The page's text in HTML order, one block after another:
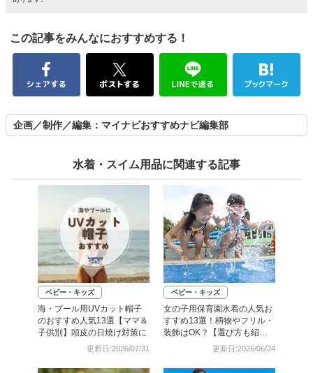
この記事をみんなにおすすめする！
企画／制作／編集：マイナビおすすめナビ編集部
水着・スイム用品に関連する記事
ベビー・キッズ
海・プール用UVカット帽子
のおすすめ人気13選【ママ＆
子供別】頭皮の日焼け対策に
更新日:2026/07/31
ベビー・キッズ
女の子用保育園水着の人気お
すすめ13選！柄物やフリル・
装飾はOK？【選び方も紹
更新日:2026/06/24